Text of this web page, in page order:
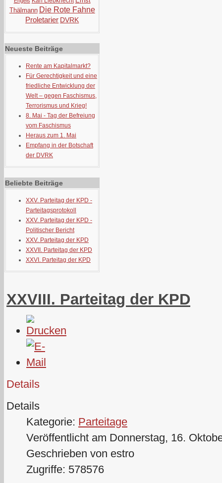
Thälmann Die Rote Fahne
Proletarier DVRK
Neueste Beiträge
Rente am Kapitalmarkt?
Für Gerechtigkeit und eine
friedliche Entwicklung der
Welt – gegen Faschismus,
Terrorismus und Krieg!
8. Mai - Tag der Befreiung
vom Faschismus
Heraus zum 1. Mai
Empfang in der Botschaft
der DVRK
Beliebte Beiträge
XXV. Parteitag der KPD -
Parteitagsprotokoll
XXV. Parteitag der KPD -
Politischer Bericht
XXV. Parteitag der KPD
XXVII. Parteitag der KPD
XXVI. Parteitag der KPD
XXVIII. Parteitag der KPD
Details
Details
Kategorie: Parteitage
Veröffentlicht am Donnerstag, 16.
Geschrieben von estro
Zugriffe: 578576